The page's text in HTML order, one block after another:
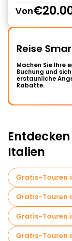
Von
Reise
Machen Sie Ihre
Buchung und
erstaunliche
Rabatte.
Italien
Gratis-Touren
Gratis-Touren
Gratis-Touren
Gratis-Touren